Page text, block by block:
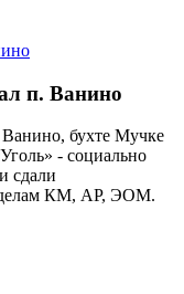
п. Ванино
бухте Мучке
- социально
сдали
КМ, АР, ЭОМ.